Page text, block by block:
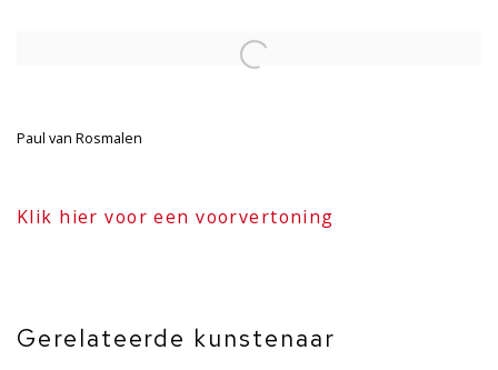
Open a larger version of the following image in a popup:
Paul van Rosmalen
Klik hier voor een voorvertoning
Gerelateerde kunstenaar